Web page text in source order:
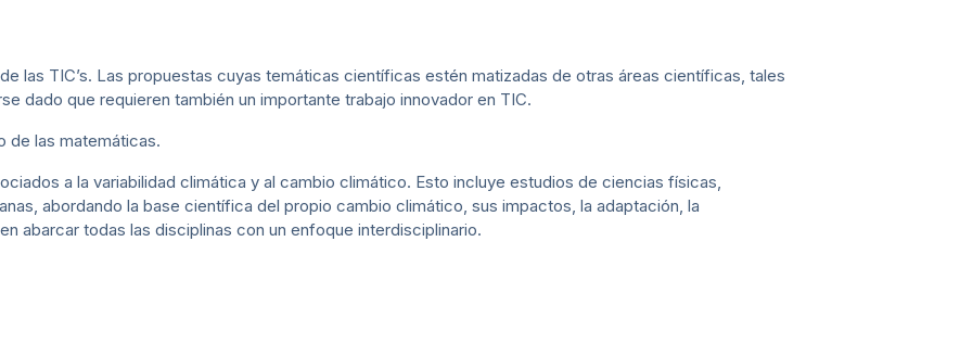
las TIC’s. Las propuestas cuyas temáticas científicas estén matizadas de otras áreas científicas, tales
dado que requieren también un importante trabajo innovador en TIC.
de las matemáticas.
a la variabilidad climática y al cambio climático. Esto incluye estudios de ciencias físicas,
abordando la base científica del propio cambio climático, sus impactos, la adaptación, la
abarcar todas las disciplinas con un enfoque interdisciplinario.